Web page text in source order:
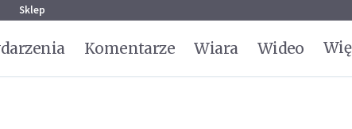
Sklep
Komentarze Wiara Wideo